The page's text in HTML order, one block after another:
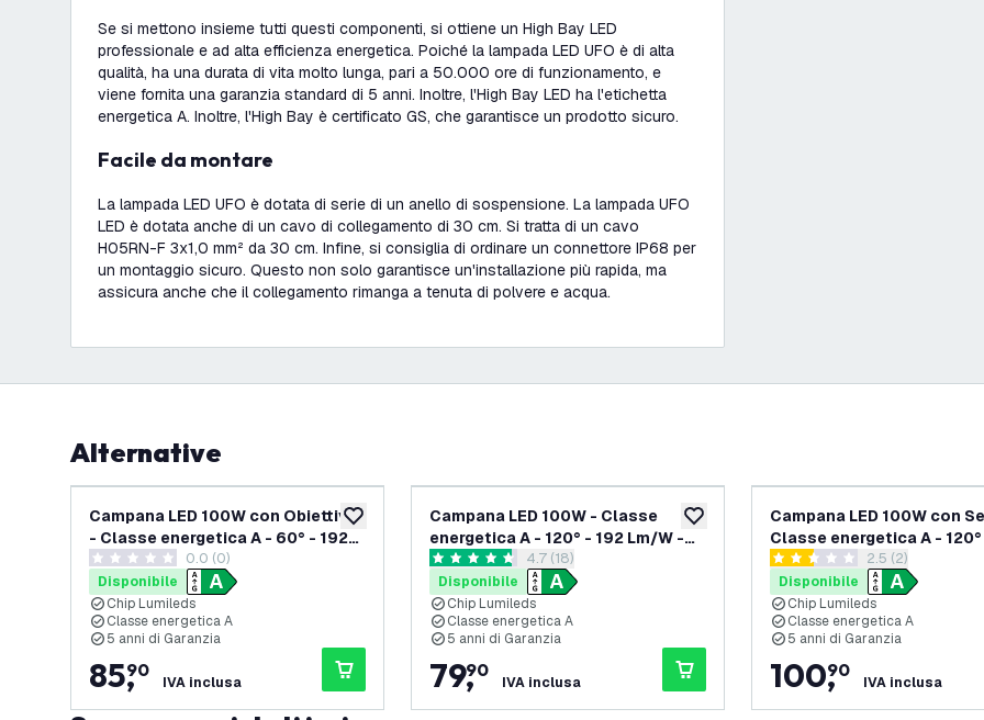
Se si mettono insieme tutti questi componenti, si ottiene un High Bay LED
professionale e ad alta efficienza energetica. Poiché la lampada LED UFO è di alta
qualità, ha una durata di vita molto lunga, pari a 50.000 ore di funzionamento, e
viene fornita una garanzia standard di 5 anni. Inoltre, l'High Bay LED ha l'etichetta
energetica A. Inoltre, l'High Bay è certificato GS, che garantisce un prodotto sicuro.
Facile da montare
La lampada LED UFO è dotata di serie di un anello di sospensione. La lampada UFO
LED è dotata anche di un cavo di collegamento di 30 cm. Si tratta di un cavo
H05RN-F 3x1,0 mm² da 30 cm. Infine, si consiglia di ordinare un connettore IP68 per
un montaggio sicuro. Questo non solo garantisce un'installazione più rapida, ma
assicura anche che il collegamento rimanga a tenuta di polvere e acqua.
Alternative
aggiungi alla lista desideri
Campana LED 100W con Obiettivo
- Classe energetica A - 60° - 192
Lm/W - 4000K - IP65 -
Dimmerabile
0 stelle di valutazione
0.0 (0)
Disponibile
Chip Lumileds
Classe energetica A
5 anni di Garanzia
85,
90
IVA inclusa
aggiungi alla lista desideri
Campana LED 100W - Classe
energetica A - 120° - 192 Lm/W -
6000K - IP65 - Dimmerabile
apri il cassetto delle recensioni
4.7 stelle di valutazione
4.7 (18)
Disponibile
Chip Lumileds
Classe energetica A
5 anni di Garanzia
79,
90
IVA inclusa
Campana LED 100W con
Classe energetica A -
Lm/W - 6000K - IP65 -
Dimmerabile
apri il cassetto
2.5 stelle di valutazione
2.5 (2)
Disponibile
Chip Lumileds
Classe energetica A
5 anni di Garanzia
100,
90
IVA inclusa